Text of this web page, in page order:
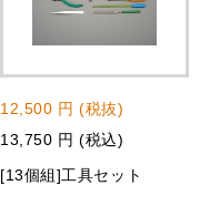
12,500 円 (税抜)
13,750 円 (税込)
[13個組]工具セット